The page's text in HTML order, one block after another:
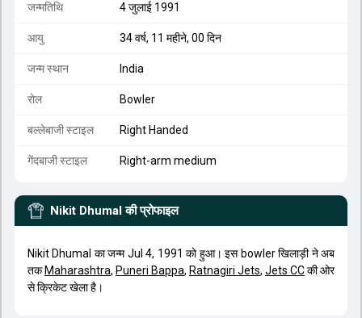
जन्मतिथि 4 जुलाई 1991
आयु 34 वर्ष, 11 महीने, 00 दिन
जन्म स्थान India
रोल Bowler
बल्लेबाजी स्टाइल Right Handed
गेंदबाजी स्टाइल Right-arm medium
Nikit Dhumal की प्रोफाइल
Nikit Dhumal का जन्म Jul 4, 1991 को हुआ। इस bowler खिलाड़ी ने अब
तक Maharashtra, Puneri Bappa, Ratnagiri Jets, Jets CCकी ओर
से क्रिकेट खेला है।